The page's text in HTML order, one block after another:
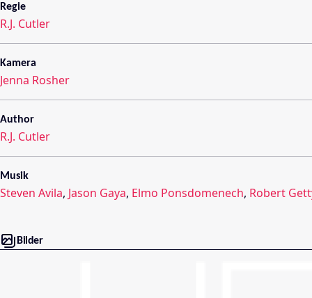
Regie
R.J. Cutler
Kamera
Jenna Rosher
Author
R.J. Cutler
Musik
Steven Avila, Jason Gaya, Elmo Ponsdomenech, Robert
Bilder